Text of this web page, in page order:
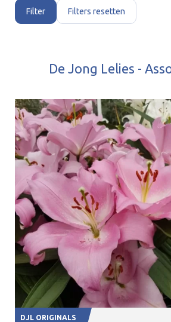
Filter Filters resetten
De Jong Lelies -
DJL ORIGINALS